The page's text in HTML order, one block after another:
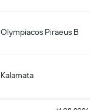
Olympiacos Piraeus B
Kalamata